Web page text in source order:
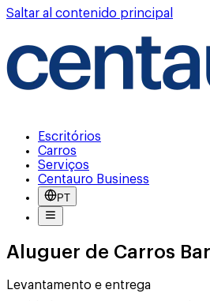
Saltar al contenido principal
Escritórios
Carros
Serviços
Centauro Business
PT
Aluguer de Carros
Levantamento e entrega